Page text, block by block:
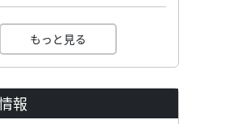
もっと見る
報